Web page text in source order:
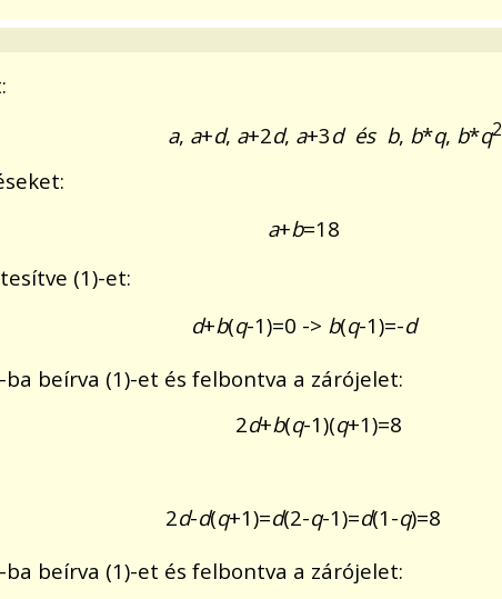
a, a+d, a+2d, a+3d és b, b*q, b*q2
a+b=18
(1)-et:
d+b(q-1)=0 -> b(q-1)=-d
ba beírva (1)-et és felbontva a zárójelet:
2d+b(q-1)(q+1)=8
2d-d(q+1)=d(2-q-1)=d(1-q)=8
ba beírva (1)-et és felbontva a zárójelet: